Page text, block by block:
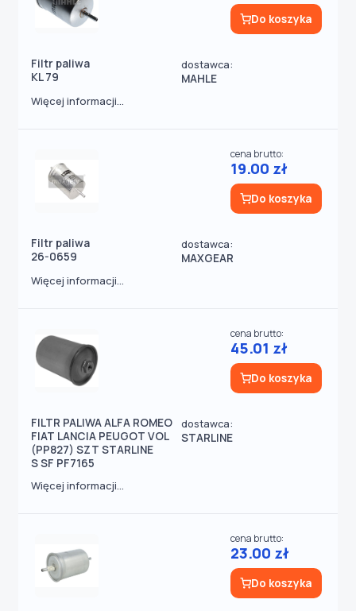
Filtr paliwa
KL 79
dostawca:
MAHLE
Do koszyka
Więcej informacji...
Filtr paliwa
26-0659
dostawca:
MAXGEAR
cena brutto:
19.00 zł
Do koszyka
Więcej informacji...
FILTR PALIWA ALFA ROMEO
FIAT LANCIA PEUGOT VOL
(PP827) SZT STARLINE
S SF PF7165
dostawca:
STARLINE
cena brutto:
45.01 zł
Do koszyka
Więcej informacji...
cena brutto:
23.00 zł
Do koszyka